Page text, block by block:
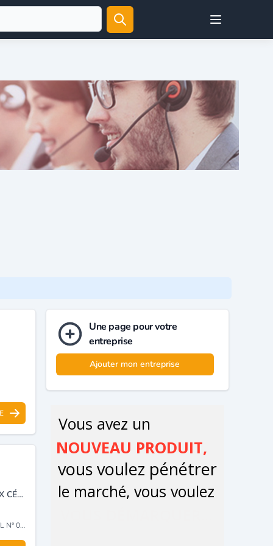
Open user menu
CRÉATIONS GRAPHIQUES ET IMPRESSIONS DIGITALES SUR CARREAUX CÉRAMIQUES.
Une page pour votre
entreprise
Ajouter mon entreprise